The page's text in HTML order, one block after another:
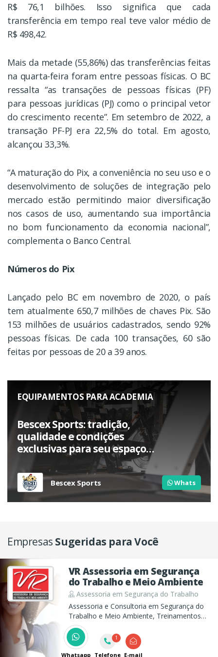
R$ 76,1 bilhões. Isso significa que cada
transferência em tempo real teve valor médio de
R$ 498,42.
Mais da metade (55,86%) das transferências feitas
na quarta-feira foram entre pessoas físicas. O BC
ressalta “as transações de pessoas físicas (PF)
para pessoas jurídicas (PJ) como o principal vetor
do crescimento recente”. Em setembro de 2022, a
transação PF-PJ era 22,5% do total. Em agosto,
alcançou 33,3%.
“A maturação do Pix, a conveniência no seu uso e o
desenvolvimento de soluções de integração pelo
mercado estão permitindo maior diversificação
nos casos de uso, aumentando sua importância
no bom funcionamento da economia nacional”,
complementa o Banco Central.
Números do Pix
Lançado pelo BC em novembro de 2020, o país
tem atualmente 650,7 milhões de chaves Pix. São
153 milhões de usuários cadastrados, sendo 92%
pessoas físicas. De cada 100 transações, 60 são
feitas por pessoas de 20 a 39 anos.
EQUIPAMENTOS PARA ACADEMIA
Bescex Sports: tradição,
qualidade e condições
exclusivas para seu espaço
Bescex Sports Whats
Empresas Sugeridas para Você
VR Assessoria em Segurança
do Trabalho e Meio Ambiente
Assessoria em Segurança do Trabalho
Assessoria e Consultoria em Segurança do
Trabalho e Meio Ambiente, Treinamentos
em atendimento a todas as NR´s, Projetos
de Linha de Vida, E-social entre outros
Serviços de Segurança do Trabalho e Meio
Ambiente
Whatsapp
1
Telefone E-mail